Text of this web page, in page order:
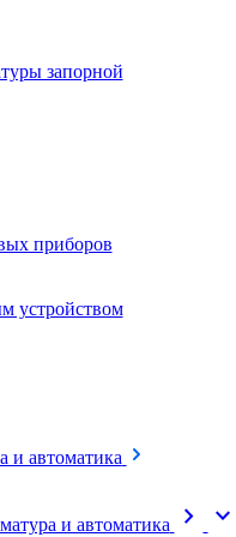
запорной
приборов
устройством
и автоматика
и автоматика
chevron_right expand_more